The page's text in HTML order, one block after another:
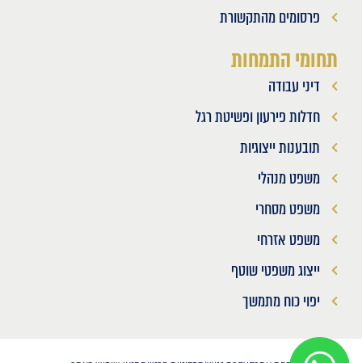
פרסומים מהתקשורת
תחומי התמחות
דיני עבודה
חדלות פירעון ופשיטת רגל
תובענות ייצוגיות
משפט מנהלי
משפט מסחרי
משפט אזרחי
ייצוג משפטי שוטף
יפוי כוח מתמשך